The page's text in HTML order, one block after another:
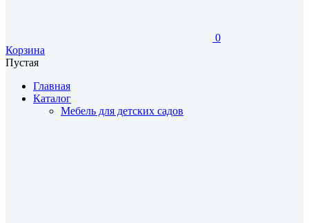
0
Корзина
Пустая
Главная
Каталог
Мебель для детских садов